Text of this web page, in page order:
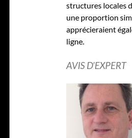
structures locales
une proportion
apprécieraient
ligne.
AVIS D’EXPERT